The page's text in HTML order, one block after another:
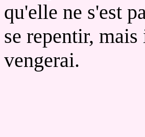
qu'elle ne s'est
se repentir,
vengerai.